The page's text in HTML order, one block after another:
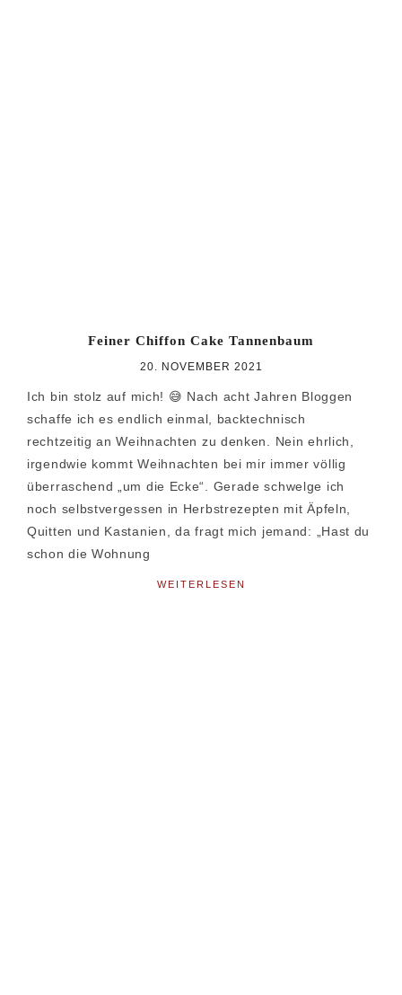
Feiner Chiffon Cake Tannenbaum
20. NOVEMBER 2021
Ich bin stolz auf mich! 😅 Nach acht Jahren Bloggen
schaffe ich es endlich einmal, backtechnisch
rechtzeitig an Weihnachten zu denken. Nein ehrlich,
irgendwie kommt Weihnachten bei mir immer völlig
überraschend „um die Ecke“. Gerade schwelge ich
noch selbstvergessen in Herbstrezepten mit Äpfeln,
Quitten und Kastanien, da fragt mich jemand: „Hast du
schon die Wohnung
WEITERLESEN